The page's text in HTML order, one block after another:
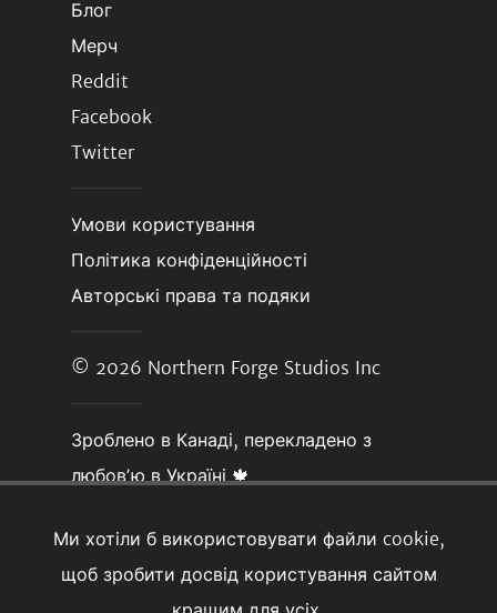
Ми хотіли б використовувати файли cookie,
щоб зробити досвід користування сайтом
Блог
Мерч
Reddit
Facebook
Twitter
Умови користування
Політика конфіденційності
Авторські права та подяки
© 2026 Northern Forge Studios Inc
Зроблено в Канаді, перекладено з
любовʼю в Україні 🍁